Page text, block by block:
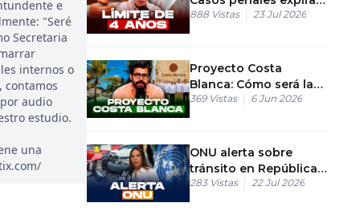
e
"Seré
Secretaria
internos o
contamos
audio
estudio.
una
a los 4 años
888 Vistas 23 Jul 2026
Proyecto Costa
Blanca: Cómo será la
transformación de
369 Vistas 6 Jun 2026
ONU alerta sobre
tránsito en República
Dominicana y sus
283 Vistas 22 Jul 2026